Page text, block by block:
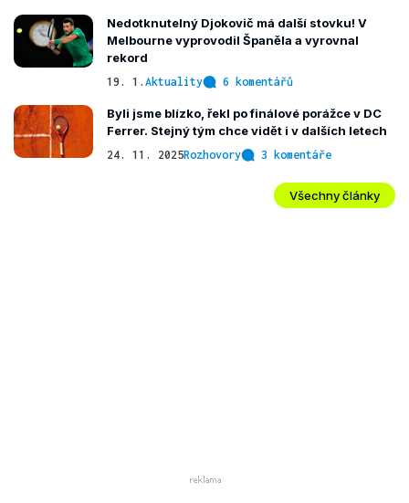
Nedotknutelný Djokovič má další stovku! V
Melbourne vyprovodil Španěla a vyrovnal
rekord
19. 1. Aktuality 6 komentářů
Byli jsme blízko, řekl po finálové porážce v DC
Ferrer. Stejný tým chce vidět i v dalších letech
24. 11. 2025Rozhovory 3 komentáře
Všechny články